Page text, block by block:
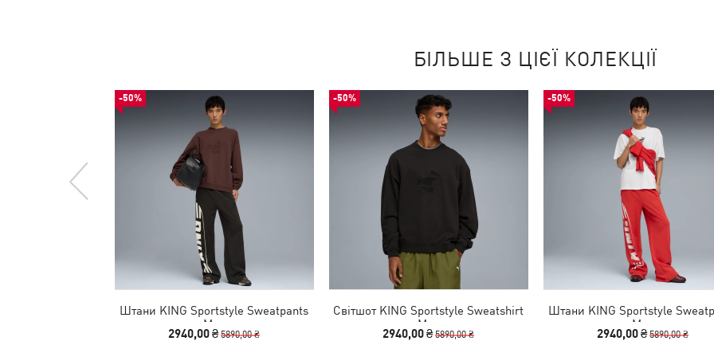
БІЛЬШЕ З ЦІЄЇ КОЛЕКЦІЇ
-50%
Штани KING Sportstyle Sweatpants
Men
2940,00 ₴5890,00 ₴
-50%
Світшот KING Sportstyle Sweatshirt
Men
2940,00 ₴5890,00 ₴
-50%
Штани KING Sportstyle
Men
2940,00 ₴5890,00 ₴